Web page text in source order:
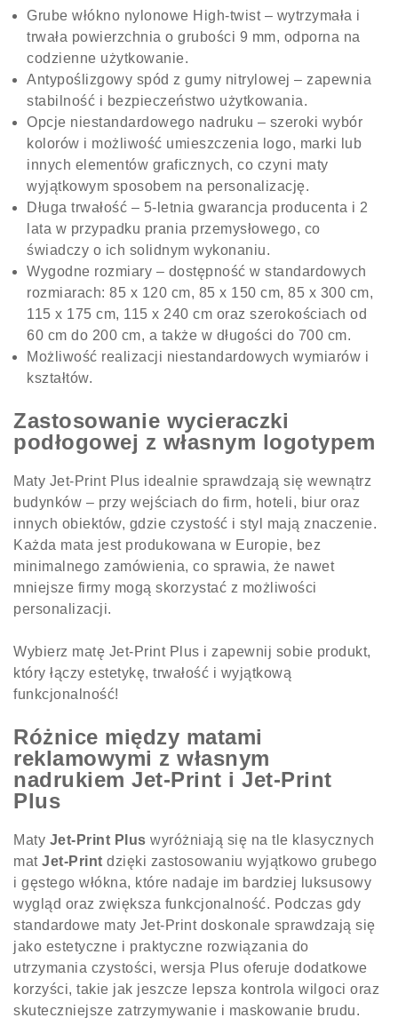
Grube włókno nylonowe High-twist – wytrzymała i
trwała powierzchnia o grubości 9 mm, odporna na
codzienne użytkowanie.
Antypoślizgowy spód z gumy nitrylowej – zapewnia
stabilność i bezpieczeństwo użytkowania.
Opcje niestandardowego nadruku – szeroki wybór
kolorów i możliwość umieszczenia logo, marki lub
innych elementów graficznych, co czyni maty
wyjątkowym sposobem na personalizację.
Długa trwałość – 5-letnia gwarancja producenta i 2
lata w przypadku prania przemysłowego, co
świadczy o ich solidnym wykonaniu.
Wygodne rozmiary – dostępność w standardowych
rozmiarach: 85 x 120 cm, 85 x 150 cm, 85 x 300 cm,
115 x 175 cm, 115 x 240 cm oraz szerokościach od
60 cm do 200 cm, a także w długości do 700 cm.
Możliwość realizacji niestandardowych wymiarów i
kształtów.
Zastosowanie wycieraczki
podłogowej z własnym logotypem
Maty Jet-Print Plus idealnie sprawdzają się wewnątrz
budynków – przy wejściach do firm, hoteli, biur oraz
innych obiektów, gdzie czystość i styl mają znaczenie.
Każda mata jest produkowana w Europie, bez
minimalnego zamówienia, co sprawia, że nawet
mniejsze firmy mogą skorzystać z możliwości
personalizacji.
Wybierz matę Jet-Print Plus i zapewnij sobie produkt,
który łączy estetykę, trwałość i wyjątkową
funkcjonalność!
Różnice między matami
reklamowymi z własnym
nadrukiem Jet-Print i Jet-Print
Plus
Maty Jet-Print Plus wyróżniają się na tle klasycznych
mat Jet-Print dzięki zastosowaniu wyjątkowo grubego
i gęstego włókna, które nadaje im bardziej luksusowy
wygląd oraz zwiększa funkcjonalność. Podczas gdy
standardowe maty Jet-Print doskonale sprawdzają się
jako estetyczne i praktyczne rozwiązania do
utrzymania czystości, wersja Plus oferuje dodatkowe
korzyści, takie jak jeszcze lepsza kontrola wilgoci oraz
skuteczniejsze zatrzymywanie i maskowanie brudu.